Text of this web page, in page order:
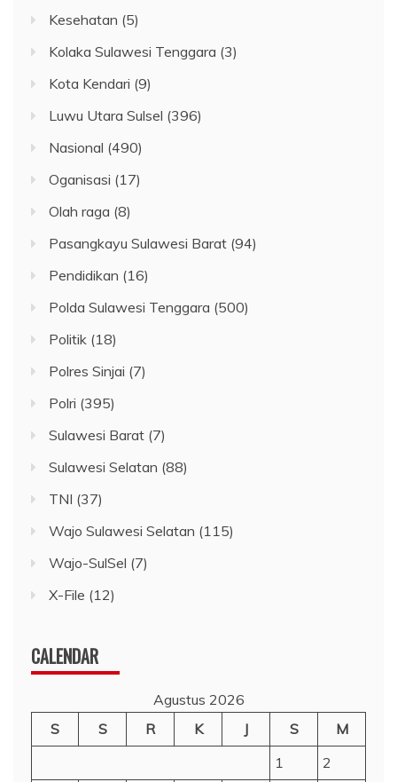
Kesehatan (5)
Kolaka Sulawesi Tenggara (3)
Kota Kendari (9)
Luwu Utara Sulsel (396)
Nasional (490)
Oganisasi (17)
Olah raga (8)
Pasangkayu Sulawesi Barat (94)
Pendidikan (16)
Polda Sulawesi Tenggara (500)
Politik (18)
Polres Sinjai (7)
Polri (395)
Sulawesi Barat (7)
Sulawesi Selatan (88)
TNI (37)
Wajo Sulawesi Selatan (115)
Wajo-SulSel (7)
X-File (12)
CALENDAR
Agustus 2026
S
S R K J S
M
1
2